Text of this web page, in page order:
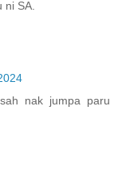
SA.
nak jumpa paru